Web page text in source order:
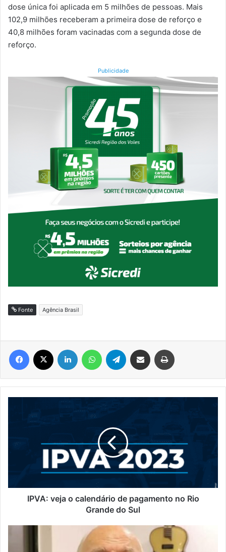
dose única foi aplicada em 5 milhões de pessoas. Mais
102,9 milhões receberam a primeira dose de reforço e
40,8 milhões foram vacinadas com a segunda dose de
reforço.
Publicidade
Fonte Agência Brasil
Facebook Linkedin WhatsAppTelegram Compartilhar via e-mail
de
Grande
IPVA: veja o calendário de pagamento no Rio
Grande do Sul